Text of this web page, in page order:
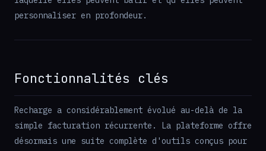
personnaliser en profondeur.
Fonctionnalités clés
Recharge a considérablement évolué au-delà de la
simple facturation récurrente. La plateforme offre
désormais une suite complète d'outils conçus pour